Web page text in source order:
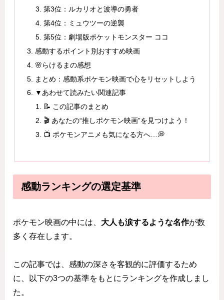
第3位：ルカリオと波導の勇者
第4位：ミュウツーの逆襲
第5位：劇場版ポケットモンスター ココ
感動するポイント別おすすめ映画
🌸らけるまの感想
まとめ：感動系ポケモン映画で心をリセットしよう
▼あわせて読みたい関連記事
📝 この記事のまとめ
🎬 あなたの“推しポケモン映画”を見つけよう！
📺 ポケモンアニメも気になる方へ…💭
感動ランキングの選定基準
ポケモン映画の中には、 大人も涙するような名作が数
多く存在します。
この記事では、感動の深さを客観的に評価するため
に、以下の3つの基準をもとにランキングを作成しまし
た。